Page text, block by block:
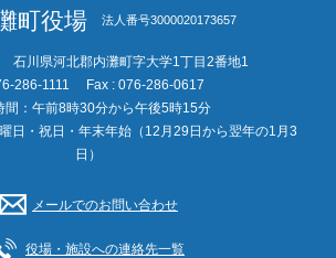
町役場 法人番号3000020173657
石川県河北郡内灘町字大学1丁目2番地1
286-1111
Fax : 076-286-0617
間：午前8時30分から午後5時15分
日・祝日・年末年始（12月29日から翌年の1月3
日）
メールでのお問い合わせ
役場・施設への連絡先一覧